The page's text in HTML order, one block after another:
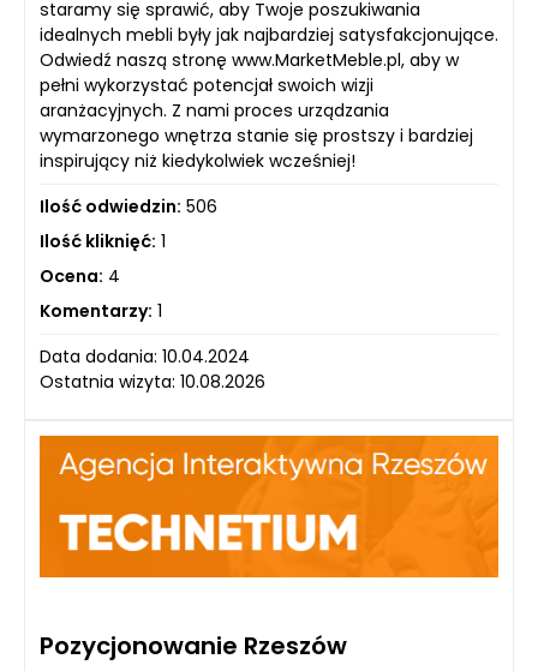
staramy się sprawić, aby Twoje poszukiwania
idealnych mebli były jak najbardziej satysfakcjonujące.
Odwiedź naszą stronę www.MarketMeble.pl, aby w
pełni wykorzystać potencjał swoich wizji
aranżacyjnych. Z nami proces urządzania
wymarzonego wnętrza stanie się prostszy i bardziej
inspirujący niż kiedykolwiek wcześniej!
Ilość odwiedzin: 506
Ilość kliknięć: 1
Ocena: 4
Komentarzy: 1
Data dodania: 10.04.2024
Ostatnia wizyta: 10.08.2026
Pozycjonowanie Rzeszów